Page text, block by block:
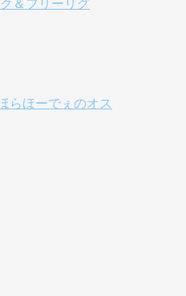
＆フリーリグ
らほーでぇのオス